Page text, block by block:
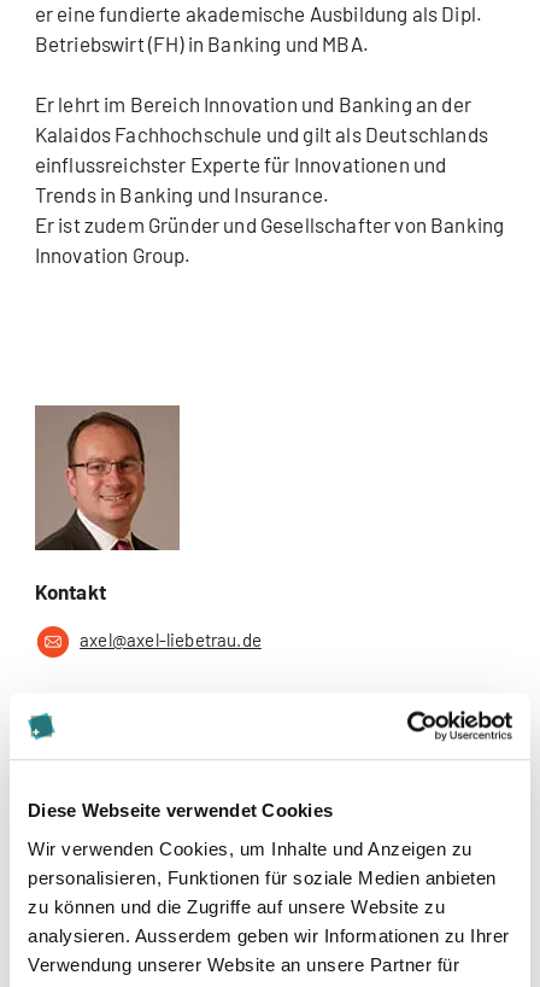
Diese Webseite verwendet Cookies
Wir verwenden Cookies, um Inhalte und Anzeigen zu
personalisieren, Funktionen für soziale Medien anbieten
zu können und die Zugriffe auf unsere Website zu
analysieren. Ausserdem geben wir Informationen zu Ihrer
Verwendung unserer Website an unsere Partner für
er eine fundierte akademische Ausbildung als Dipl.
Betriebswirt (FH) in Banking und MBA.
Er lehrt im Bereich Innovation und Banking an der
Kalaidos Fachhochschule und gilt als Deutschlands
einflussreichster Experte für Innovationen und
Trends in Banking und Insurance.
Er ist zudem Gründer und Gesellschafter von Banking
Innovation Group.
Kontakt
axel@axel-liebetrau.de
Social Media
Veröffentlichungen